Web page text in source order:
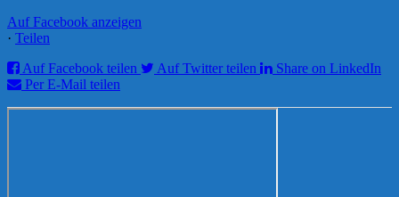
Auf Facebook anzeigen
· Teilen
Auf Facebook teilen
Auf Twitter teilen
Share on LinkedIn
Per E-Mail teilen